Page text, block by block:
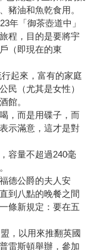
豬油和魚乾食用。
年「御茶壺道中」
程，目的是要將宇
（即現在的東
起來，富有的家庭
民（尤其是女性）
館。
，而是用碟子，而
示滿意，這才是對
容量不超過240毫
德公爵的夫人安
到八點的晚餐之間
條新規定：要在五
，以用來推翻英國
雷斯頓舉辦，參加